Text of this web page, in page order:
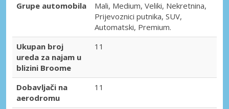
Grupe automobila
Mali, Medium, Veliki, Nekretnina,
Prijevoznici putnika, SUV,
Automatski, Premium.
Ukupan broj
ureda za najam u
blizini Broome
11
Dobavljači na
aerodromu
11